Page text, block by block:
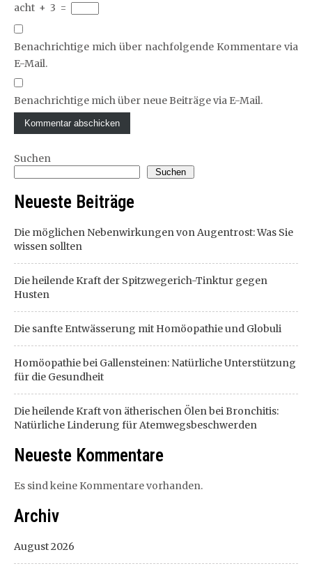
acht + 3 =
Benachrichtige mich über nachfolgende Kommentare via
E-Mail.
Benachrichtige mich über neue Beiträge via E-Mail.
Suchen
Suchen
Neueste Beiträge
Die möglichen Nebenwirkungen von Augentrost: Was Sie
wissen sollten
Die heilende Kraft der Spitzwegerich-Tinktur gegen
Husten
Die sanfte Entwässerung mit Homöopathie und Globuli
Homöopathie bei Gallensteinen: Natürliche Unterstützung
für die Gesundheit
Die heilende Kraft von ätherischen Ölen bei Bronchitis:
Natürliche Linderung für Atemwegsbeschwerden
Neueste Kommentare
Es sind keine Kommentare vorhanden.
Archiv
August 2026